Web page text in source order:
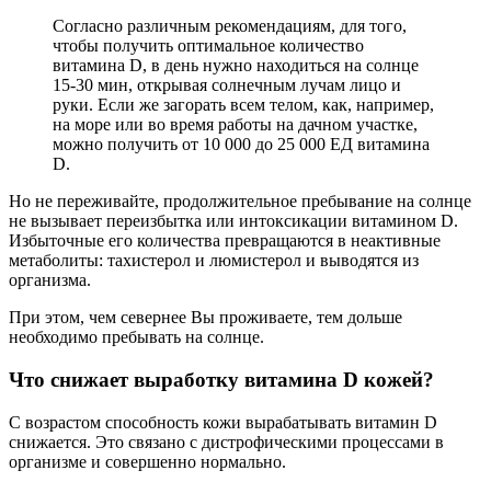
Согласно различным рекомендациям, для того,
чтобы получить оптимальное количество
витамина D, в день нужно находиться на солнце
15-30 мин, открывая солнечным лучам лицо и
руки. Если же загорать всем телом, как, например,
на море или во время работы на дачном участке,
можно получить от 10 000 до 25 000 ЕД витамина
D.
Но не переживайте, продолжительное пребывание на солнце
не вызывает переизбытка или интоксикации витамином D.
Избыточные его количества превращаются в неактивные
метаболиты: тахистерол и люмистерол и выводятся из
организма.
При этом, чем севернее Вы проживаете, тем дольше
необходимо пребывать на солнце.
Что снижает выработку витамина D кожей?
С возрастом способность кожи вырабатывать витамин D
снижается. Это связано с дистрофическими процессами в
организме и совершенно нормально.